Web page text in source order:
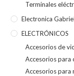
Terminales
Electronica Gabriel
ELECTRÓNICOS
Accesorios de
Accesorios para
Accesorios para